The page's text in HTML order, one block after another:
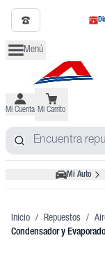
Menú
Mi Cuenta Mi Carrito
Mi Auto
Inicio / Repuestos /
Condensador y